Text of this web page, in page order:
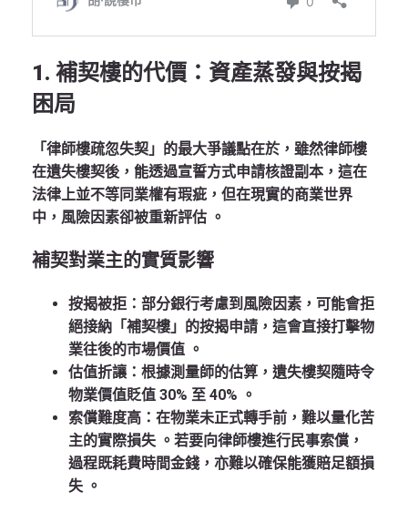
1. 補契樓的代價：資產蒸發與按揭
困局
「律師樓疏忽失契」的最大爭議點在於，雖然律師樓
在遺失樓契後，能透過宣誓方式申請核證副本，這在
法律上並不等同業權有瑕疵，但在現實的商業世界
中，風險因素卻被重新評估 。
補契對業主的實質影響
按揭被拒 ：部分銀行考慮到風險因素，可能會拒
絕接納「補契樓」的按揭申請，這會直接打擊物
業往後的市場價值 。
估值折讓 ：根據測量師的估算，遺失樓契隨時令
物業價值貶值 30% 至 40% 。
索償難度高 ：在物業未正式轉手前，難以量化苦
主的實際損失 。若要向律師樓進行民事索償，
過程既耗費時間金錢，亦難以確保能獲賠足額損
失 。